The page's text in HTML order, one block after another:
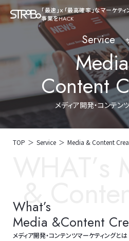
「最速」ｘ「最高確率」なマーケティ
事業をHACK
Service
Media
Content
メディア開発・コンテン
TOP Service Media & Content
&
What’s
Media &Content
メディア開発・コンテンツマーケティングとは